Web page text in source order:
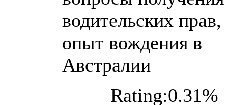
водительских прав,
опыт вождения в
Австралии
Rating:0.31%